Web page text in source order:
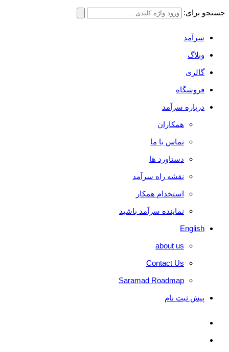
جستجو برای:
سرآمد
وبلاگ
گالری
فروشگاه
درباره سرآمد
همکاران
تماس با ما
دستاورد ها
نقشه راه سرآمد
استخدام همکار
نماینده سرآمد باشید
English
about us
Contact Us
Saramad Roadmap
پیش ثبت نام